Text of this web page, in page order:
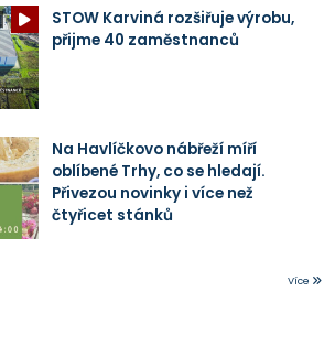
STOW Karviná rozšiřuje výrobu,
přijme 40 zaměstnanců
Na Havlíčkovo nábřeží míří
oblíbené Trhy, co se hledají.
Přivezou novinky i více než
čtyřicet stánků
Více